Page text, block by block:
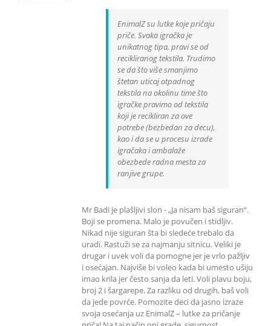
EnimalZ su lutke koje pričaju
priče. Svaka igračka je
unikatnog tipa, pravi se od
recikliranog tekstila. Trudimo
se da što više smanjimo
štetan uticaj otpadnog
tekstila na okolinu time što
igračke pravimo od tekstila
koji je recikliran za ove
potrebe (bezbedan za decu),
kao i da se u procesu izrade
igračaka i ambalaže
obezbede radna mesta za
ranjive grupe.
Mr Badi je plašljivi slon - „Ja nisam baš siguran“.
Boji se promena. Malo je povučen i stidljiv.
Nikad nije siguran šta bi sledeće trebalo da
uradi. Rastuži se za najmanju sitnicu. Veliki je
drugar i uvek voli da pomogne jer je vrlo pažljiv
i osećajan. Najviše bi voleo kada bi umesto ušiju
imao krila jer često sanja da leti. Voli plavu boju,
broj 2 i šargarepe. Za razliku od drugih, baš voli
da jede povrće. Pomozite deci da jasno izraze
svoja osećanja uz EnimalZ – lutke za pričanje